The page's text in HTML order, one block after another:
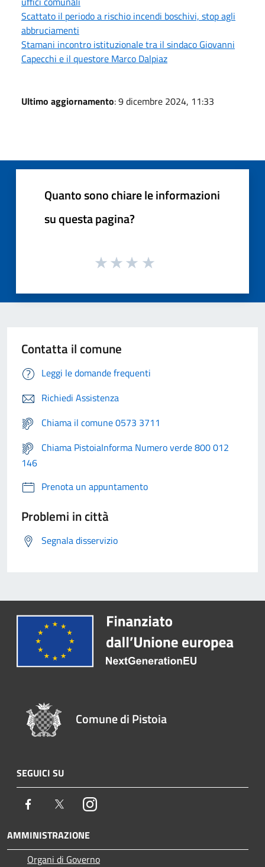
Scattato il periodo a rischio incendi boschivi, stop agli
abbruciamenti
Stamani incontro istituzionale tra il sindaco Giovanni
Capecchi e il questore Marco Dalpiaz
Ultimo aggiornamento: 9 dicembre 2024, 11:33
Quanto sono chiare le informazioni
su questa pagina?
Contatta il comune
Leggi le domande frequenti
Richiedi Assistenza
Chiama il comune 0573 3711
Chiama PistoiaInforma Numero verde 800 012
146
Prenota un appuntamento
Problemi in città
Segnala disservizio
Comune di Pistoia
SEGUICI SU
Facebook TwitterInstagram
AMMINISTRAZIONE
Organi di Governo